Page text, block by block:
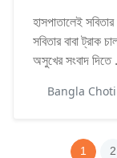
হাসপাতালেই
সবিতার বাবা
অসুখের সংবাদ দিতে
Bangla Choti
1 2